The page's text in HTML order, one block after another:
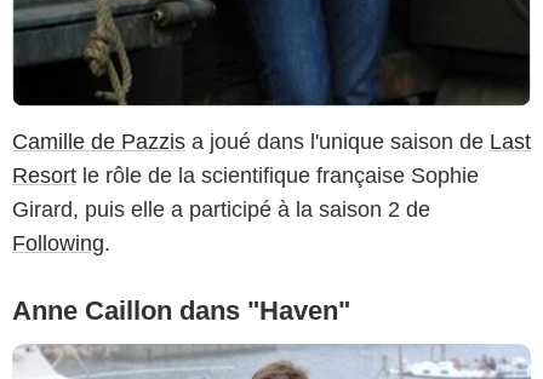
Camille de Pazzis a joué dans l'unique saison de Last
Resort le rôle de la scientifique française Sophie
Girard, puis elle a participé à la saison 2 de
Following.
Anne Caillon dans "Haven"